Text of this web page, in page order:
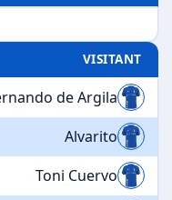
VISITANT
de Argila
Alvarito
Toni Cuervo